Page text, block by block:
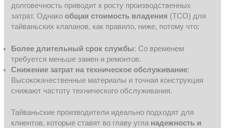
долговечность приводит к росту производственных
затрат. Однакообщая стоимость владения (TCO) для
тайваньских клапанов, как правило, ниже, потому что:
Более длительный срок службы: Со временем
требуется меньше замен и ремонтов.
Снижение затрат на техническое обслуживание:
Высококачественные материалы и точная конструкция
снижают частоту технического обслуживания.
Тайваньские производители идеально подходят для
клиентов, которые ставят во главу угла надежность и